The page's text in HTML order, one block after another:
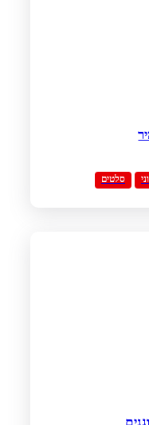
סלטים